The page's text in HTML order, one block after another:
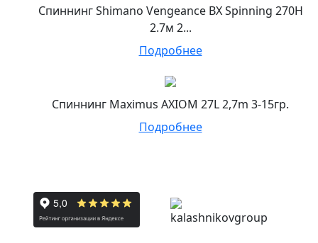
Спиннинг Shimano Vengeance BX Spinning 270H
2.7м 2...
Подробнее
Спиннинг Maximus AXIOM 27L 2,7m 3-15гр.
Подробнее